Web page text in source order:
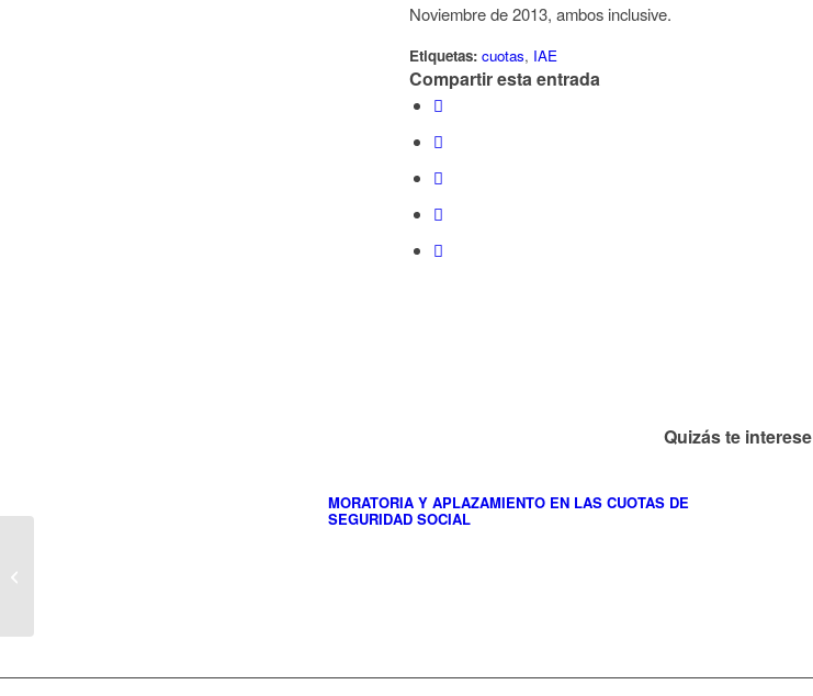
Noviembre de 2013, ambos inclusive.
Etiquetas: cuotas, IAE
Compartir esta entrada
Quizás te interese
MORATORIA Y APLAZAMIENTO EN LAS CUOTAS DE
SEGURIDAD SOCIAL